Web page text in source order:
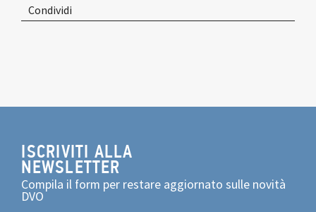
Condividi
ISCRIVITI ALLA
NEWSLETTER
Compila il form per restare aggiornato sulle novità
DVO